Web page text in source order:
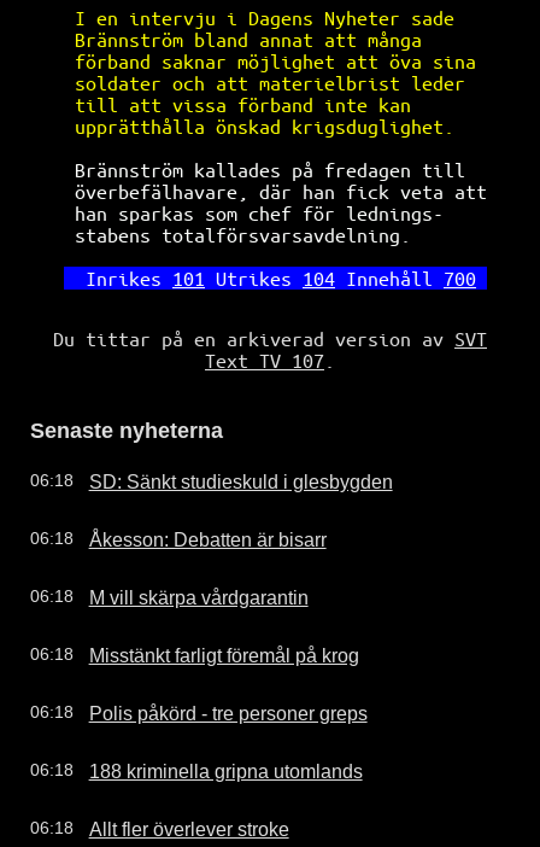
I en intervju i Dagens Nyheter sade
Brännström bland annat att många
förband saknar möjlighet att öva sina
soldater och att materielbrist leder
till att vissa förband inte kan
upprätthålla önskad krigsduglighet.
Brännström kallades på fredagen till
överbefälhavare, där han fick veta att
han sparkas som chef för lednings-
stabens totalförsvarsavdelning.
Inrikes 101 Utrikes 104 Innehåll 700
Du tittar på en arkiverad version av SVT
Text TV 107
Senaste nyheterna
06:18 SD: Sänkt studieskuld i glesbygden
06:18 Åkesson: Debatten är bisarr
06:18 M vill skärpa vårdgarantin
06:18 Misstänkt farligt föremål på krog
06:18 Polis påkörd - tre personer greps
06:18 188 kriminella gripna utomlands
06:18 Allt fler överlever stroke